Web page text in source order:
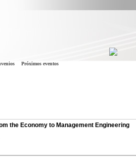
Próximos eventos
the Economy to Management Engineering